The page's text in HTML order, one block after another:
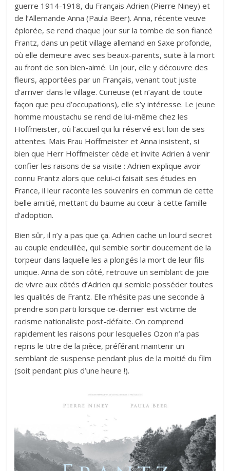
guerre 1914-1918, du Français Adrien (Pierre Niney) et
de l’Allemande Anna (Paula Beer). Anna, récente veuve
éplorée, se rend chaque jour sur la tombe de son fiancé
Frantz, dans un petit village allemand en Saxe profonde,
où elle demeure avec ses beaux-parents, suite à la mort
au front de son bien-aimé. Un jour, elle y découvre des
fleurs, apportées par un Français, venant tout juste
d’arriver dans le village. Curieuse (et n’ayant de toute
façon que peu d’occupations), elle s’y intéresse. Le jeune
homme moustachu se rend de lui-même chez les
Hoffmeister, où l’accueil qui lui réservé est loin de ses
attentes. Mais Frau Hoffmeister et Anna insistent, si
bien que Herr Hoffmeister cède et invite Adrien à venir
confier les raisons de sa visite : Adrien explique avoir
connu Frantz alors que celui-ci faisait ses études en
France, il leur raconte les souvenirs en commun de cette
belle amitié, mettant du baume au cœur à cette famille
d’adoption.
Bien sûr, il n’y a pas que ça. Adrien cache un lourd secret
au couple endeuillée, qui semble sortir doucement de la
torpeur dans laquelle les a plongés la mort de leur fils
unique. Anna de son côté, retrouve un semblant de joie
de vivre aux côtés d’Adrien qui semble posséder toutes
les qualités de Frantz. Elle n’hésite pas une seconde à
prendre son parti lorsque ce-dernier est victime de
racisme nationaliste post-défaite. On comprend
rapidement les raisons pour lesquelles Ozon n’a pas
repris le titre de la pièce, préférant maintenir un
semblant de suspense pendant plus de la moitié du film
(soit pendant plus d’une heure !).